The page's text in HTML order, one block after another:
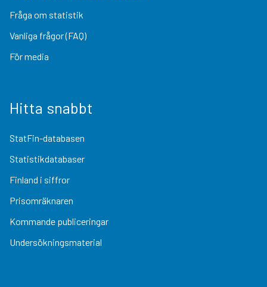
Fråga om statistik
Vanliga frågor (FAQ)
För media
Hitta snabbt
StatFin-databasen
Statistikdatabaser
Finland i siffror
Prisomräknaren
Kommande publiceringar
Undersökningsmaterial